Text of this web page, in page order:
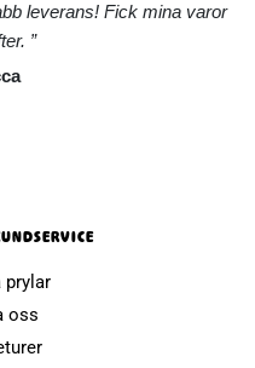
leverans! Fick mina varor
prylar
oss